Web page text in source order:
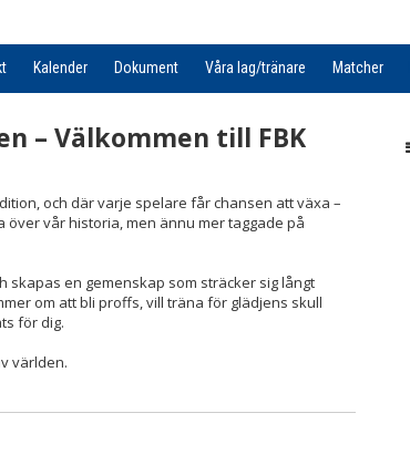
Kalender Dokument Våra lag/tränare Matcher
– Välkommen till FBK
och där varje spelare får chansen att växa –
vår historia, men ännu mer taggade på
skapas en gemenskap som sträcker sig långt
om att bli proffs, vill träna för glädjens skull
för dig.
världen.